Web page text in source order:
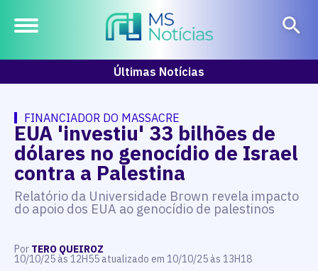
Últimas Notícias
FINANCIADOR DO MASSACRE
EUA 'investiu' 33 bilhões de
dólares no genocídio de Israel
contra a Palestina
Relatório da Universidade Brown revela impacto
do apoio dos EUA ao genocídio de palestinos
Por TERO QUEIROZ
10/10/25 às 12H55 atualizado em 10/10/25 às 13H18